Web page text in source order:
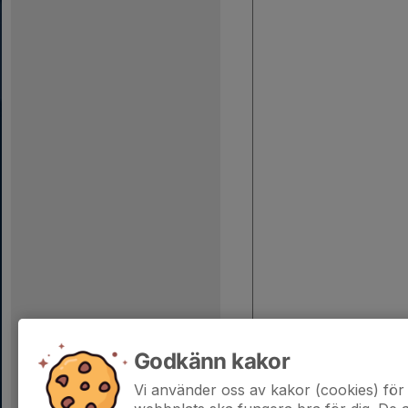
Godkänn kakor
Vi använder oss av kakor (cookies)